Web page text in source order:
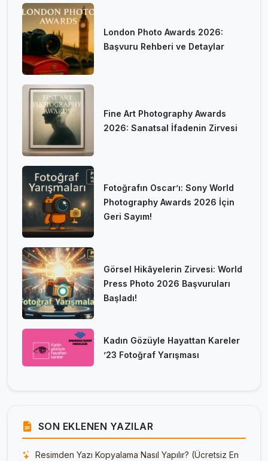
London Photo Awards 2026:
Başvuru Rehberi ve Detaylar
Fine Art Photography Awards
2026: Sanatsal İfadenin Zirvesi
Fotoğrafın Oscar’ı: Sony World
Photography Awards 2026 İçin
Geri Sayım!
Görsel Hikâyelerin Zirvesi: World
Press Photo 2026 Başvuruları
Başladı!
Kadın Gözüyle Hayattan Kareler
’23 Fotoğraf Yarışması
SON EKLENEN YAZILAR
Resimden Yazı Kopyalama Nasıl Yapılır? (Ücretsiz En